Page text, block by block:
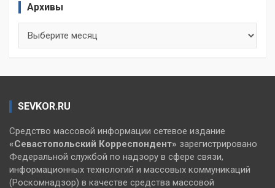
Архивы
SEVKOR.RU
Средство массовой информации сетевое издание
«Севастопольский Корреспондент» зарегистрировано
Федеральной службой по надзору в сфере связи,
информационных технологий и массовых коммуникаций
(Роскомнадзор) в качестве средства массовой